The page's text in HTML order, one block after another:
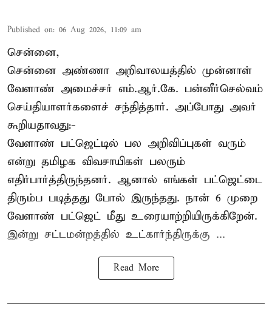
Published on: 06 Aug 2026, 11:09 am
சென்னை,
சென்னை அண்ணா அறிவாலயத்தில் முன்னாள்
வேளாண் அமைச்சர் எம்.ஆர்.கே. பன்னீர்செல்வம்
செய்தியாளர்களைச் சந்தித்தார். அப்போது அவர்
கூறியதாவது:-
வேளாண் பட்ஜெட்டில் பல அறிவிப்புகள் வரும்
என்று தமிழக விவசாயிகள் பலரும்
எதிர்பார்த்திருந்தனர். ஆனால் எங்கள் பட்ஜெட்டை
திரும்ப படித்தது போல் இருந்தது. நான் 6 முறை
வேளாண் பட்ஜெட் மீது உரையாற்றியிருக்கிறேன்.
இன்று சட்டமன்றத்தில் உட்கார்ந்திருக்கு ...
Read More